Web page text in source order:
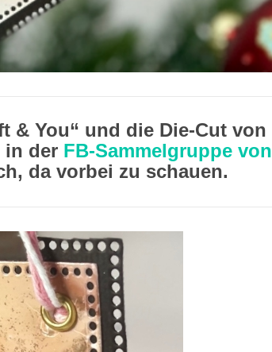
& You“ und die Die-Cut von
in der FB-Sammelgruppe von
da vorbei zu schauen.